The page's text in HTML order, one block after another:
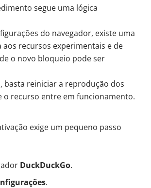
segue uma lógica
do navegador, existe uma
aos recursos experimentais e de
o novo bloqueio pode ser
basta reiniciar a reprodução dos
o recurso entre em funcionamento.
exige um pequeno passo
DuckDuckGo.
.